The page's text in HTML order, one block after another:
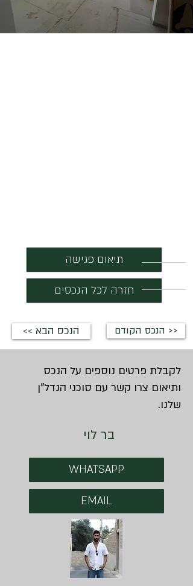
תיאום פגישה
חזרה לכל הנכסים
<< הנכס הבא הנכס הקודם >>
לקבלת פרטים נוספים על הנכס
ותיאום צרו קשר עם סוכני הנדל"ן
שלנו.
בר לוי
WHATSAPP
EMAIL